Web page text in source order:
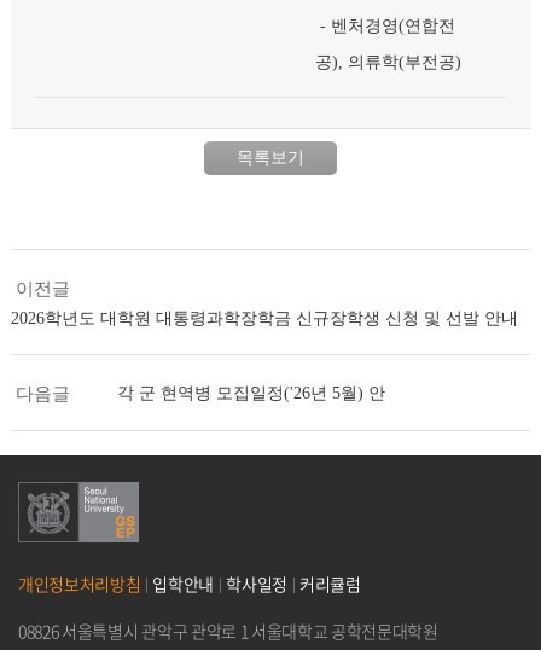
- 벤처경영(연합전
공), 의류학(부전공)
목록보기
이전글
2026학년도 대학원 대통령과학장학금 신규장학생 신청 및 선발 안내
다음글 각 군 현역병 모집일정('26년 5월) 안
개인정보처리방침 입학안내 학사일정
커리큘럼
08826 서울특별시 관악구 관악로 1 서울대학교 공학전문대학원